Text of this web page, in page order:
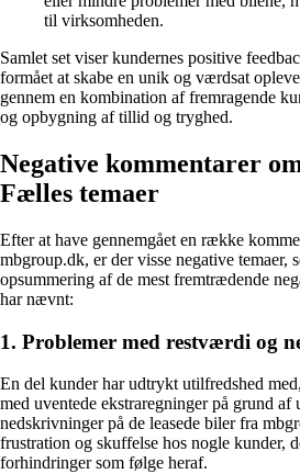
til virksomheden.
Samlet set viser kundernes positive
formået at skabe en unik og værdsat
gennem en kombination af fremragende
og opbygning af tillid og tryghed.
Negative kommentarer
Fælles temaer
Efter at have gennemgået en række
mbgroup.dk, er der visse negative temaer,
opsummering af de mest fremtrædende
har nævnt:
1. Problemer med restværdi og
En del kunder har udtrykt utilfredshed
med uventede ekstraregninger på grund
nedskrivninger på de leasede biler fra
frustration og skuffelse hos nogle kunder,
forhindringer som følge heraf.